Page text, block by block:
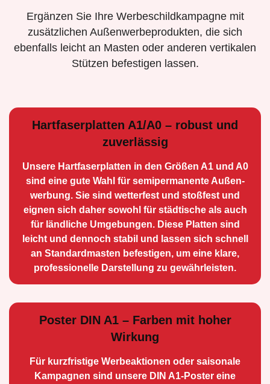
Ergänzen Sie Ihre Werbeschildkampagne mit
zusätzlichen Außenwerbeprodukten, die sich
ebenfalls leicht an Masten oder anderen vertikalen
Stützen befestigen lassen.
Hartfaserplatten A1/A0 – robust und
zuverlässig
Unsere Hartfaserplatten in den Größen A1 und A0
sind eine gute Wahl für semiperma­nente Außen­
werbung. Sie sind wetterfest und stoßfest und
eignen sich daher sowohl für städtische als auch
für ländliche Umge­bungen. Diese Platten sind
leicht und dennoch stabil und lassen sich schnell
an Standard­masten befestigen, um eine klare,
professionelle Darstellung zu gewährleisten.
Poster DIN A1 – Farben mit hoher
Wirkung
Für kurzfristige Werbe­aktionen oder saisonale
Kampagnen sind unsere DIN A1-Poster eine